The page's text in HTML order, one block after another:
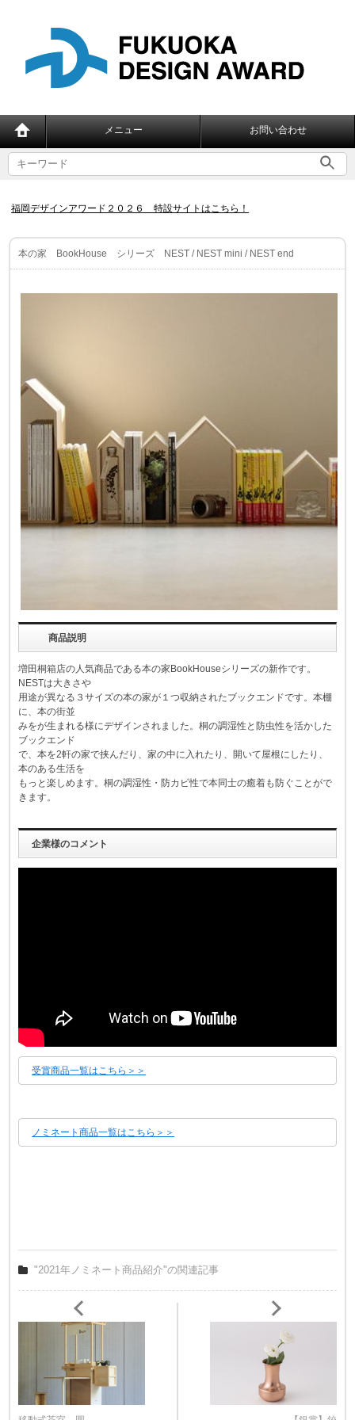
メニュー お問い合わせ
福岡デザインアワード２０２６ 特設サイトはこちら！
本の家 BookHouse シリーズ NEST / NEST mini / NEST end
商品説明
増田桐箱店の人気商品である本の家BookHouseシリーズの新作です。
NESTは大きさや
用途が異なる３サイズの本の家が１つ収納されたブックエンドです。本棚
に、本の街並
みをが生まれる様にデザインされました。桐の調湿性と防虫性を活かした
ブックエンド
で、本を2軒の家で挟んだり、家の中に入れたり、開いて屋根にしたり、
本のある生活を
もっと楽しめます。桐の調湿性・防カビ性で本同士の癒着も防ぐことがで
きます。
企業様のコメント
受賞商品一覧はこちら＞＞
ノミネート商品一覧はこちら＞＞
"2021年ノミネート商品紹介"の関連記事